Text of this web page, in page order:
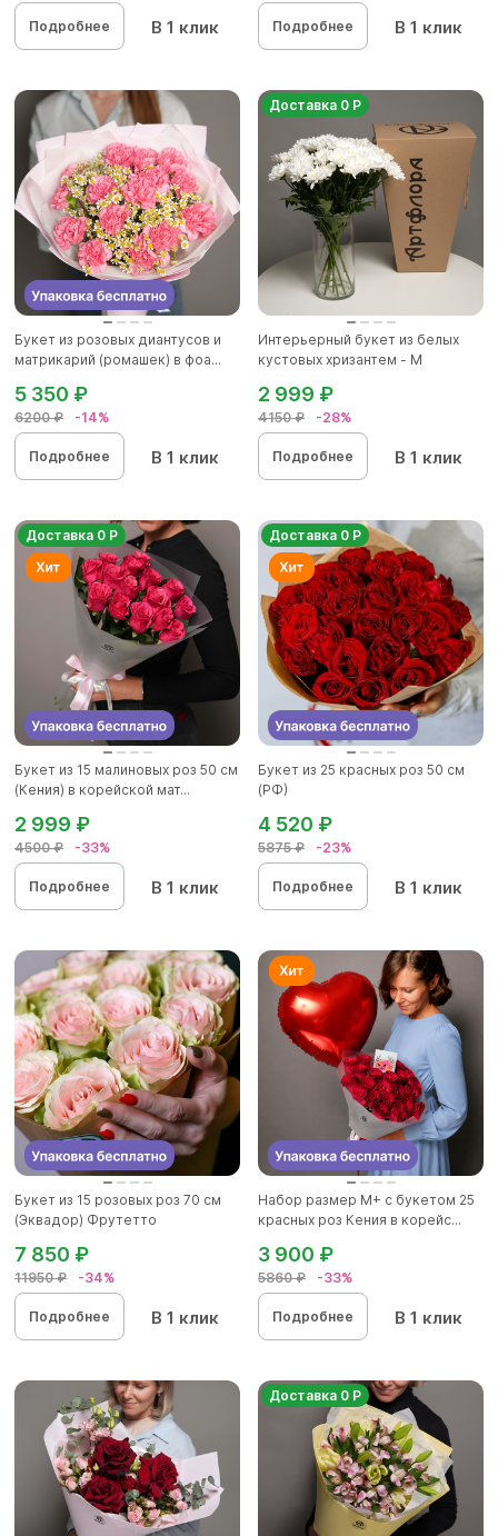
Подробнее В 1 клик Подробнее В 1 клик
Букет из розовых диантусов и
матрикарий (ромашек) в фоа...
6200 ₽ -14%
5 350 ₽
Подробнее В 1 клик
Доставка 0 Р
Интерьерный букет из белых
кустовых хризантем - M
4150 ₽ -28%
2 999 ₽
Подробнее В 1 клик
Доставка 0 Р
Букет из 15 малиновых роз 50 см
(Кения) в корейской мат...
4500 ₽ -33%
2 999 ₽
Подробнее В 1 клик
Доставка 0 Р
Букет из 25 красных роз 50 см
(РФ)
5875 ₽ -23%
4 520 ₽
Подробнее В 1 клик
Букет из 15 розовых роз 70 см
(Эквадор) Фрутетто
11950 ₽ -34%
7 850 ₽
Подробнее В 1 клик
Набор размер М+ с букетом 25
красных роз Кения в корейс...
5860 ₽ -33%
3 900 ₽
Подробнее В 1 клик
Доставка 0 Р